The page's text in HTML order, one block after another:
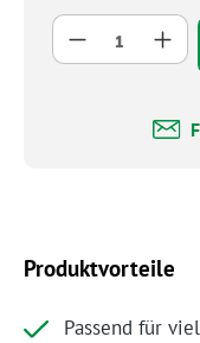
Produkt
Produktvorteile
Passend für